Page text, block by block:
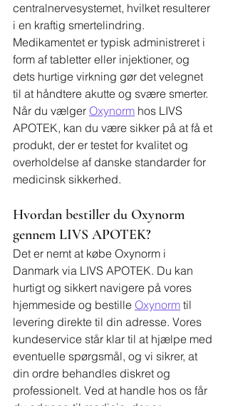
centralnervesystemet, hvilket resulterer
i en kraftig smertelindring.
Medikamentet er typisk administreret i
form af tabletter eller injektioner, og
dets hurtige virkning gør det velegnet
til at håndtere akutte og svære smerter.
Når du vælger Oxynorm hos LIVS
APOTEK, kan du være sikker på at få et
produkt, der er testet for kvalitet og
overholdelse af danske standarder for
medicinsk sikkerhed.
Hvordan bestiller du Oxynorm
gennem LIVS APOTEK?
Det er nemt at købe Oxynorm i
Danmark via LIVS APOTEK. Du kan
hurtigt og sikkert navigere på vores
hjemmeside og bestille Oxynorm til
levering direkte til din adresse. Vores
kundeservice står klar til at hjælpe med
eventuelle spørgsmål, og vi sikrer, at
din ordre behandles diskret og
professionelt. Ved at handle hos os får